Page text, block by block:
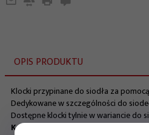
OPIS PRODUKTU
Klocki przypinane do siodła za
Dedykowane w szczególności do
Dostępne klocki tylnie w wariancie do
Kolor: czarny